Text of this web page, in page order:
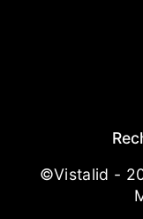
©Vistalid -